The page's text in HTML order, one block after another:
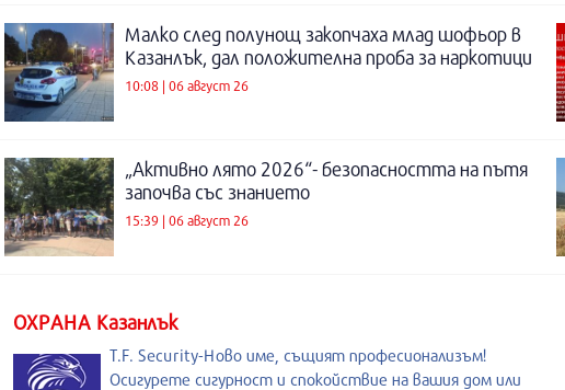
Малко след полунощ закопчаха млад шофьор в
Казанлък, дал положителна проба за наркотици
10:08 | 06 август 26
„Активно лято 2026“- безопасността на пътя
започва със знанието
15:39 | 06 август 26
ОХРАНА Казанлък
T.F. Security-Ново име, същият професионализъм!
Осигурете сигурност и спокойствие на вашия дом или